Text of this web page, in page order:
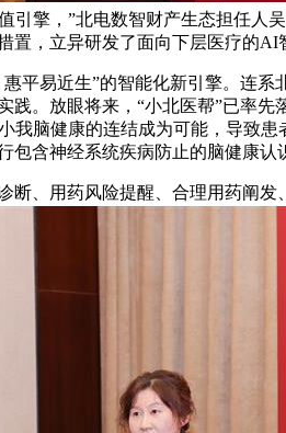
引擎，”北电数智财产生态担任人
置，立异研发了面向下层医疗的AI
易近生”的智能化新引擎。连系
践。放眼将来，“小北医帮”已率
我脑健康的连结成为可能，导致
包含神经系统疾病防止的脑健康
、用药风险提醒、合理用药阐发